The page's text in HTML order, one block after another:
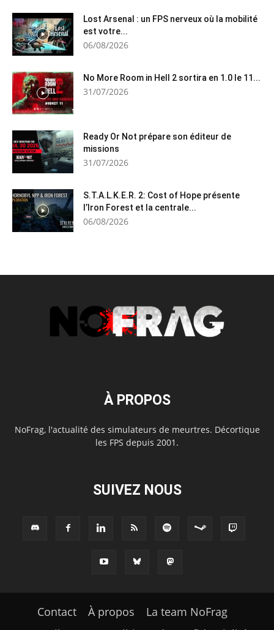
Lost Arsenal : un FPS nerveux où la mobilité
est votre...
06/08/2026
No More Room in Hell 2 sortira en 1.0 le 11...
31/07/2026
Ready Or Not prépare son éditeur de
missions
31/07/2026
S.T.A.L.K.E.R. 2: Cost of Hope présente
l’Iron Forest et la centrale...
06/08/2026
À PROPOS
NoFrag, l'actualité des simulateurs de meurtres. Décortique
les FPS depuis 2001.
SUIVEZ NOUS
Contact À propos
La team NoFrag